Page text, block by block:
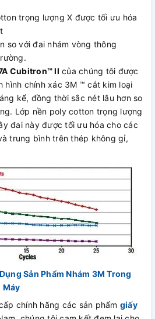
trọng lượng X được tối ưu hóa
so với đai nhám vòng thông
Cubitron™ ll của chúng tôi được
hình chính xác 3M ™ cắt kim loại
kể, đồng thời sắc nét lâu hơn so
Lớp nền poly cotton trọng lượng
đai này được tối ưu hóa cho các
trung bình trên thép không gỉ,
Sản Phẩm Nhám 3M Trong
Máy
chính hãng các sản phẩm giấy